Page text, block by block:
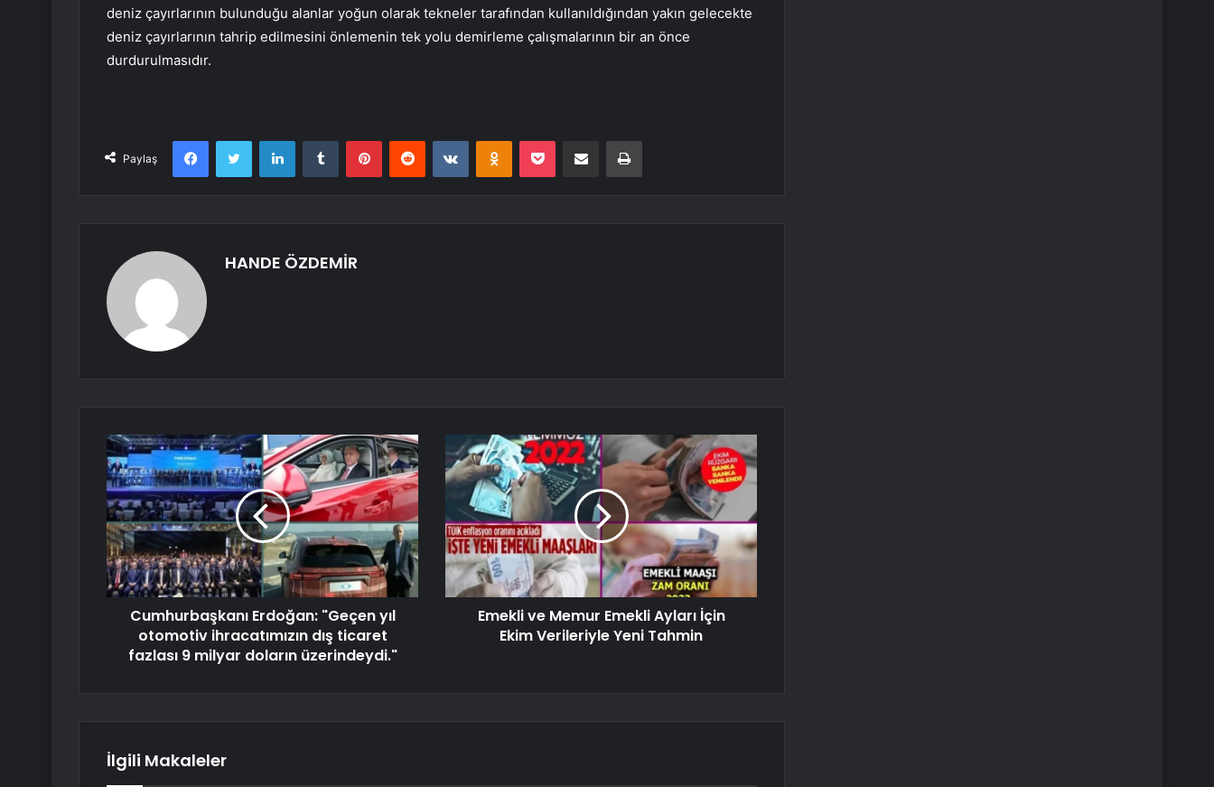
deniz çayırlarının bulunduğu alanlar yoğun olarak tekneler tarafından kullanıldığından yakın gelecekte
deniz çayırlarının tahrip edilmesini önlemenin tek yolu demirleme çalışmalarının bir an önce
durdurulmasıdır.
Paylaş
FacebookTwitter LinkedInTumblr PinterestReddit VKontakteOdnoklassniki
Pocket E-Posta ile paylaş Yazdır
HANDE ÖZDEMİR
Cumhurbaşkanı Erdoğan: "Geçen yıl
otomotiv ihracatımızın dış ticaret
fazlası 9 milyar doların üzerindeydi."
Emekli ve Memur Emekli Ayları İçin
Ekim Verileriyle Yeni Tahmin
İlgili Makaleler